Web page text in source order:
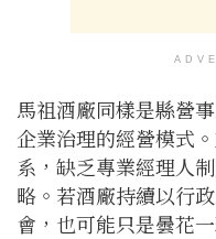
馬祖酒廠同樣是縣營
企業治理的經營模式
系，缺乏專業經理人
略。若酒廠持續以行
會，也可能只是曇花一